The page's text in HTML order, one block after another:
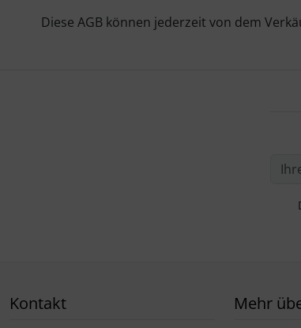
Diese AGB können jederzeit von dem
Kontakt Mehr